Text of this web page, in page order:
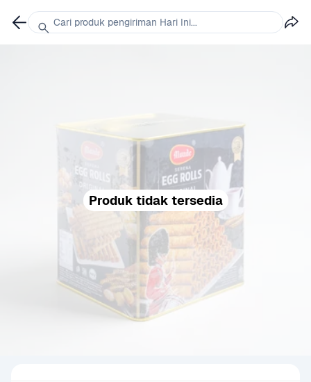
Produk tidak tersedia
Cari produk pengiriman Hari Ini...